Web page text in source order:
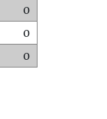
0
0
0